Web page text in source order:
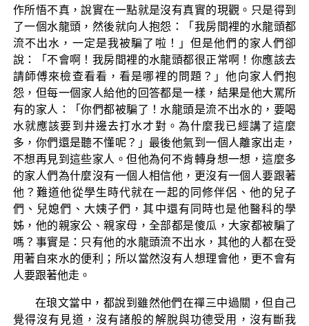
作所悟不真，說實在一點就是沒有真實的現觀。只是得到
了一個水龍頭，然後就向人抱怨：「我房間裡的水龍頭都
流不出水，一定是我被騙了啦！」但是他們的家人們卻
說：「不會啊！我房間裡的水龍頭都很正常啊！你應該去
請師傅來檢查看看，看是哪裡的問題？」他向家人們抱
怨，但每一個家人給他的回答都是一樣，結果是他大罵所
有的家人：「你們都被騙了！水龍頭是流不出水的，要喝
水就應該要到井邊去打水才對。為什麼我已經講了這麼
多，你們還是聽不懂呢？」最後他氣到一個人離家出走，
不想再見到這些家人。但他為何不肯轉身想一想，這麼多
的家人們為什麼沒有一個人相信他，更沒有一個人要跟著
他？難道他從學生時代就在一起的同修伴侶、他的兒子
們、兒媳們、大姨子們，其中還有同時也是他醫科的學
姊，他的親家公、親家母，全部都是傻瓜，大家都被騙了
嗎？事實是：只有他的水龍頭流不出水，其他的人都在受
用著自來水的便利；所以當然沒有人想理會他，更不會有
人要跟著他走。
在琅文當中，都說到雖然他們在禪三中過關，但自己
覺得沒有見道，沒有諸般的解脫與功德受用，沒有斷我